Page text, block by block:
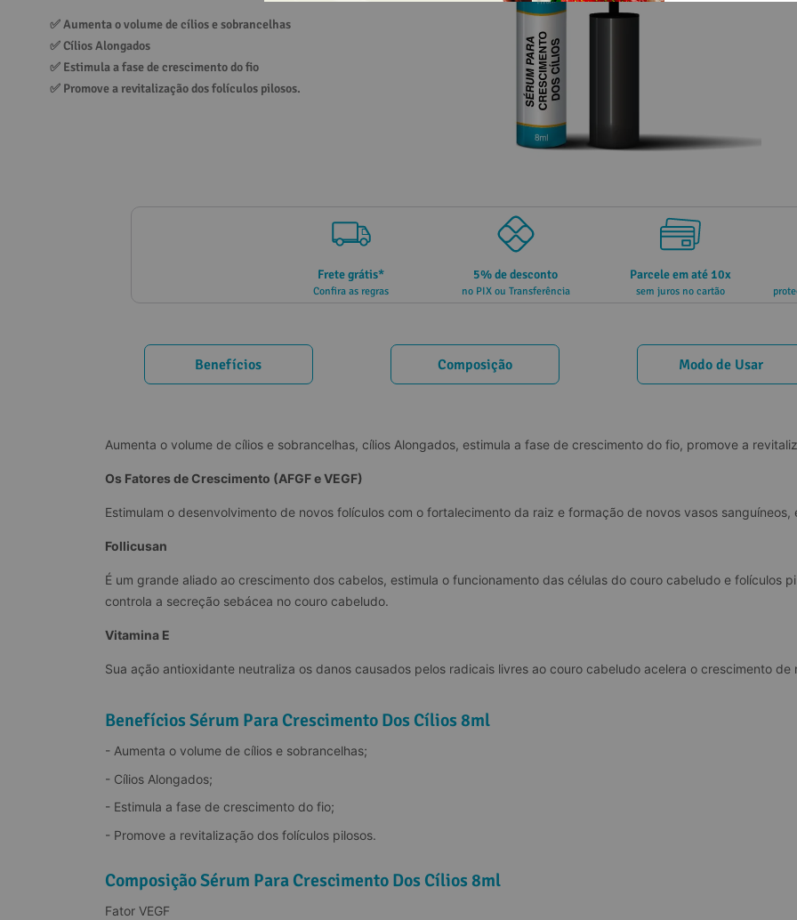
✅ Aumenta o volume de cílios e sobrancelhas
✅ Cílios Alongados
✅ Estimula a fase de crescimento do fio
✅ Promove a revitalização dos folículos pilosos.
Frete grátis*
Confira as regras
5% de desconto
no PIX ou Transferência
Parcele em até 10x
sem juros no cartão
Benefícios Composição Modo de Usar
Aumenta o volume de cílios e sobrancelhas, cílios Alongados, estimula a fase de crescimento do fio, promove a
Os Fatores de Crescimento (AFGF e VEGF)
Estimulam o desenvolvimento de novos folículos com o fortalecimento da raiz e formação de novos vasos
Follicusan
É um grande aliado ao crescimento dos cabelos, estimula o funcionamento das células do couro cabeludo e folículos
controla a secreção sebácea no couro cabeludo.
Vitamina E
Sua ação antioxidante neutraliza os danos causados pelos radicais livres ao couro cabeludo acelera o crescimento de
Benefícios Sérum Para Crescimento Dos Cílios 8ml
- Aumenta o volume de cílios e sobrancelhas;
- Cílios Alongados;
- Estimula a fase de crescimento do fio;
- Promove a revitalização dos folículos pilosos.
Composição Sérum Para Crescimento Dos Cílios 8ml
Fator VEGF
vitamina